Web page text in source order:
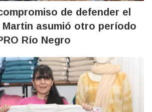
de defender el
Martin asumió otro período
Río Negro